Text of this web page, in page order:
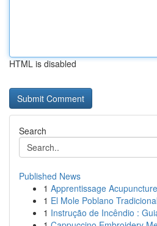
HTML is disabled
Search
Published News
1 Apprentissage
1 El Mole Poblano
1 Instrução de Incêndio :